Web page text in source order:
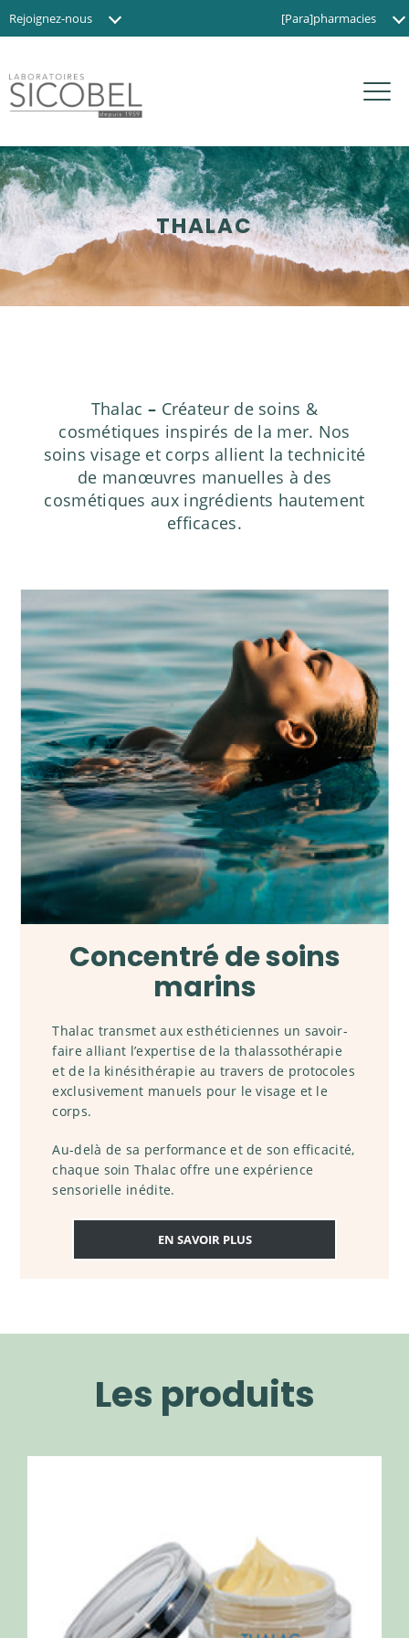
Rejoignez-nous
Contact
[Para]pharmacies
THALAC
Thalac – Créateur de soins &
cosmétiques inspirés de la mer. Nos
soins visage et corps allient la technicité
de manœuvres manuelles à des
cosmétiques aux ingrédients hautement
efficaces.
Concentré de soins
marins
Thalac transmet aux esthéticiennes un savoir-
faire alliant l’expertise de la thalassothérapie
et de la kinésithérapie au travers de protocoles
exclusivement manuels pour le visage et le
corps.
Au-delà de sa performance et de son efficacité,
chaque soin Thalac offre une expérience
sensorielle inédite.
EN SAVOIR PLUS
Les produits